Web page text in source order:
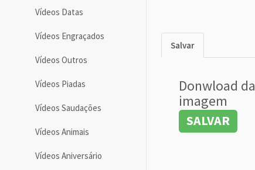
Vídeos Datas
Vídeos Engraçados
Vídeos Outros
Vídeos Piadas
Vídeos Saudações
Vídeos Animais
Vídeos Aniversário
Salvar
Donwload da
imagem
SALVAR